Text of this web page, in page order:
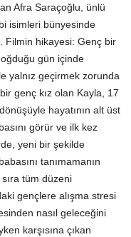
Afra Saraçoğlu, ünlü
isimleri bünyesinde
Filmin hikayesi: Genç bir
gün içinde
yalnız geçirmek zorunda
genç kız olan Kayla, 17
hayatının alt üst
görür ve ilk kez
yeni bir şekilde
tanımamanın
sıra tüm düzeni
gençlere alışma stresi
nasıl geleceğini
karşısına çıkan